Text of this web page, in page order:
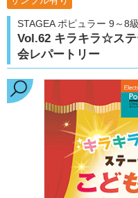
STAGEA ポピュラー 9～8級
Vol.62 キラキラ☆ス
会レパートリー